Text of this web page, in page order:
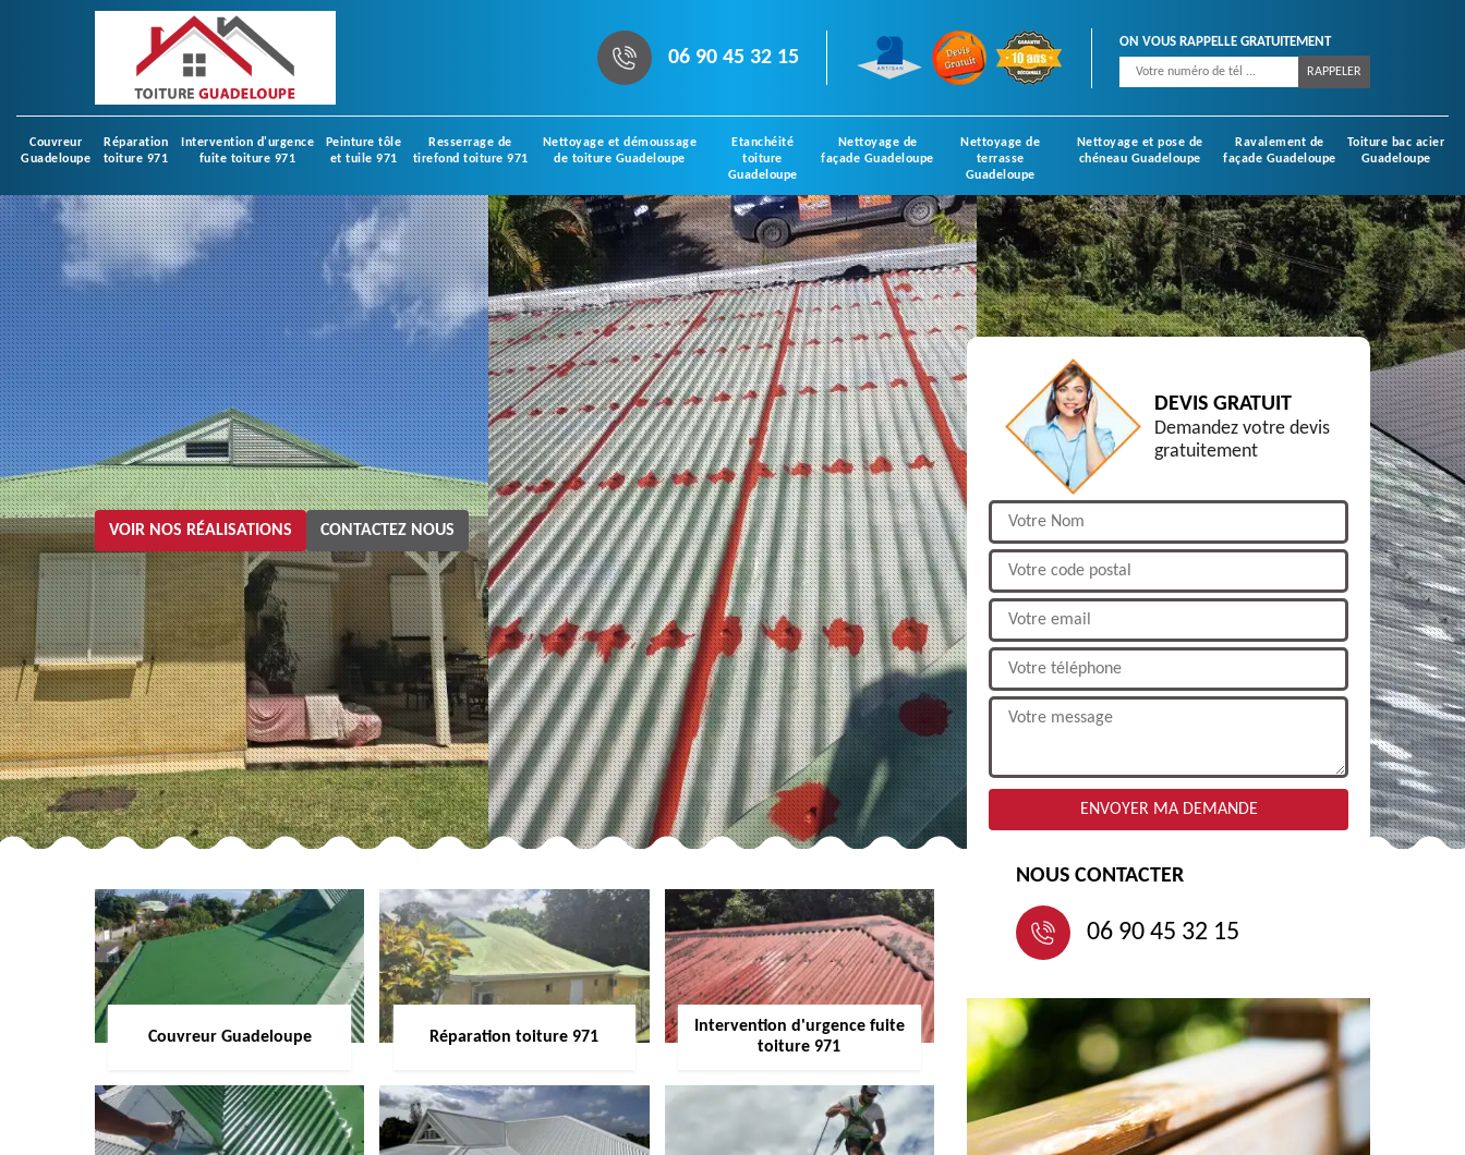
06 90 45 32 15
ON VOUS RAPPELLE GRATUITEMENT
Couvreur
Guadeloupe
Réparation
toiture 971
Intervention d'urgence
fuite toiture 971
Peinture tôle
et tuile 971
Resserrage de
tirefond toiture 971
Nettoyage et démoussage
de toiture Guadeloupe
Etanchéité
toiture
Guadeloupe
Nettoyage de
façade Guadeloupe
Nettoyage de
terrasse
Guadeloupe
Nettoyage et pose de
chéneau Guadeloupe
Ravalement de
façade Guadeloupe
Toiture bac acier
Guadeloupe
VOIR NOS RÉALISATIONS CONTACTEZ NOUS
Couvreur Guadeloupe Réparation toiture 971
Intervention d'urgence fuite
toiture 971
DEVIS GRATUIT
Demandez votre devis
gratuitement
NOUS CONTACTER
06 90 45 32 15